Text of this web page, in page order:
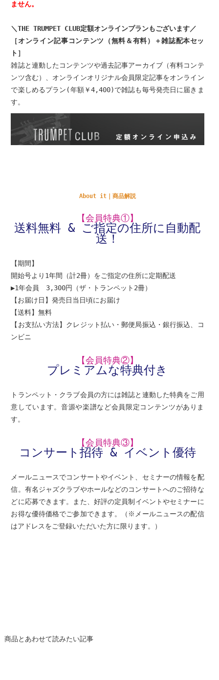
ません。
＼THE TRUMPET CLUB定額オンラインプランもございます／
［オンライン記事コンテンツ（無料＆有料）＋雑誌配本セッ
ト］
雑誌と連動したコンテンツや過去記事アーカイブ（有料コンテ
ンツ含む）、オンラインオリジナル会員限定記事をオンライン
で楽しめるプラン(年額￥4,400)で雑誌も毎号発売日に届きま
す。
About it｜商品解説
【会員特典①】
送料無料 & ご指定の住所に自動配
送！
【期間】
開始号より1年間（計2冊）をご指定の住所に定期配送
▶1年会員 3,300円（ザ・トランペット2冊）
【お届け日】発売日当日頃にお届け
【送料】無料
【お支払い方法】クレジット払い・郵便局振込・銀行振込、コ
ンビニ
【会員特典②】
プレミアムな特典付き
トランペット・クラブ会員の方には雑誌と連動した特典をご用
意しています。音源や楽譜など会員限定コンテンツがありま
す。
【会員特典③】
コンサート招待 & イベント優待
メールニュースでコンサートやイベント、セミナーの情報を配
信。有名ジャズクラブやホールなどのコンサートへのご招待な
どに応募できます。また、好評の定員制イベントやセミナーに
お得な優待価格でご参加できます。（※メールニュースの配信
はアドレスをご登録いただいた方に限ります。）
商品とあわせて読みたい記事